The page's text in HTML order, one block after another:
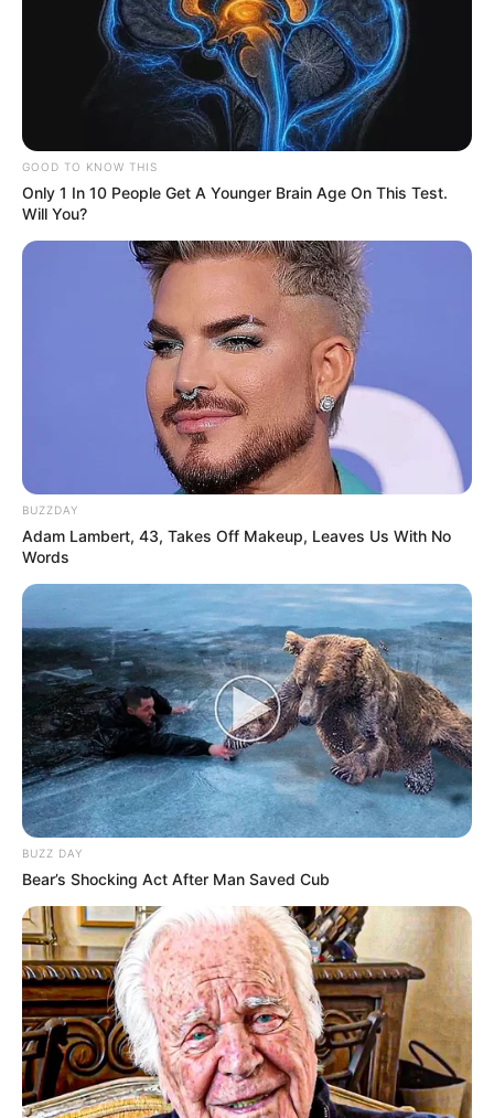
GOOD TO KNOW THIS
Only 1 In 10 People Get A Younger Brain Age On This Test.
Will You?
BUZZDAY
Adam Lambert, 43, Takes Off Makeup, Leaves Us With No
Words
BUZZ DAY
Bear’s Shocking Act After Man Saved Cub